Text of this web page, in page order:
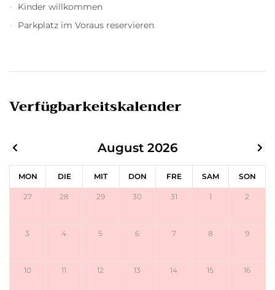
Kinder willkommen
Parkplatz im Voraus reservieren
Verfügbarkeitskalender
MON DIE MIT DON FRE SAM SON
August 2026
27 28 29 30 31 1 2
3 4 5 6 7 8 9
10 11 12 13 14 15 16